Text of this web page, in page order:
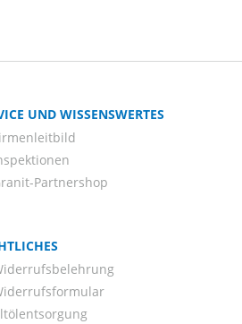
UND WISSENSWERTES
Partnershop